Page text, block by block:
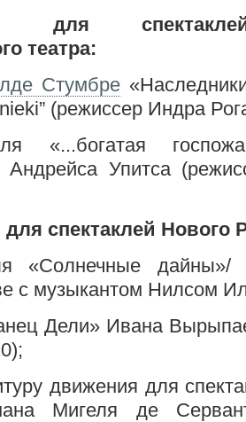
для
театра:
Стумбре
(режиссер Индра
«...богатая
Андрейса Упитса
спектаклей Нового
«Солнечные дайны»/
с музыкантом Нилсом
Дели» Ивана
движения для
Мигеля де